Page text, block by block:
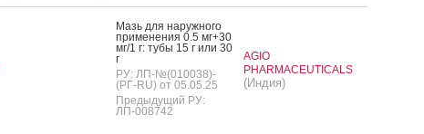
Мазь для на­руж­но­го
при­мене­ния 0.5 мг+30
мг/1 г: ту­бы 15 г или 30
г
РУ: ЛП-№(010038)-
(РГ-RU) от 05.05.25
Предыдущий РУ:
ЛП-008742
AGIO
PHARMACEUTICALS
(Индия)